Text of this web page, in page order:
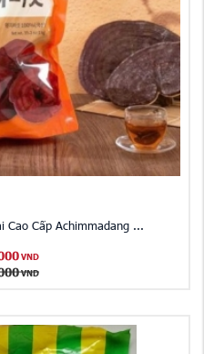
Cao Cấp Achimmadang ...
VND
VND